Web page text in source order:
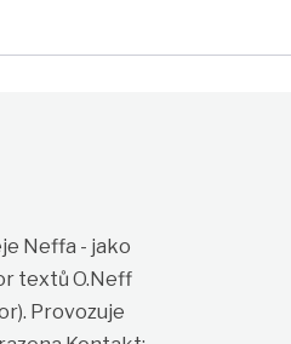
Neffa - jako
textů O.Neff
Provozuje